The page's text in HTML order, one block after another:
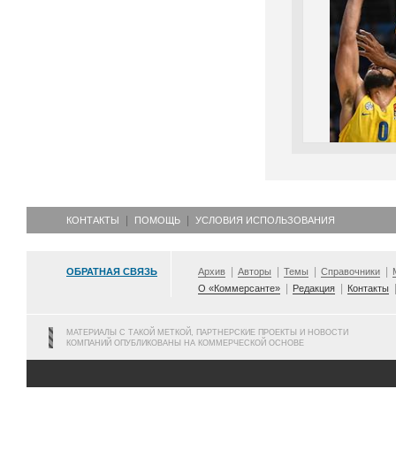
КОНТАКТЫ ПОМОЩЬ УСЛОВИЯ ИСПОЛЬЗОВАНИЯ
ОБРАТНАЯ СВЯЗЬ Архив Авторы Темы Справочники
О «Коммерсанте»
Редакция Контакты
МАТЕРИАЛЫ С ТАКОЙ МЕТКОЙ, ПАРТНЕРСКИЕ ПРОЕКТЫ И НОВОСТИ
КОМПАНИЙ ОПУБЛИКОВАНЫ НА КОММЕРЧЕСКОЙ ОСНОВЕ